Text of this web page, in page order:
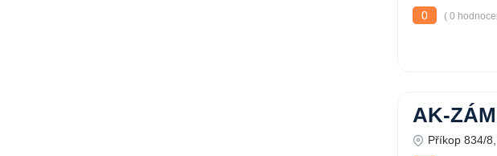
0
( 0
AK-
Příkop 834/